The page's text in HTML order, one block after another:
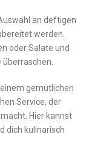
an deftigen
⁣werden.
oder Salate und
überraschen.
gemütlichen
Service, der
Hier kannst
dich kulinarisch